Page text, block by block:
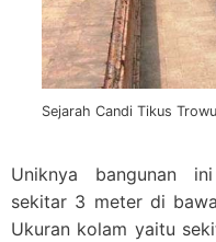
Sejarah Candi Tikus
Uniknya bangunan
sekitar 3 meter di
Ukuran kolam yaitu